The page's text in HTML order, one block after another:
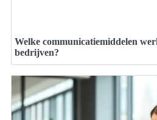
Welke communicatiemiddelen
bedrijven?